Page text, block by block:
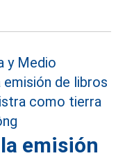
emisión